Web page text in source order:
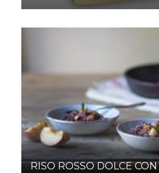
RISO ROSSO DOLCE